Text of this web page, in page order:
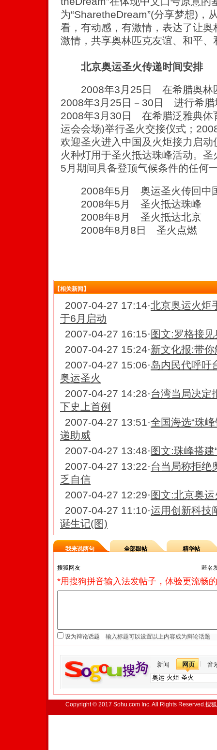
为“SharetheDream”(分享梦想)，
看，有动感，有激情，表达了让
激情，共享奥林匹克友谊、和平
北京奥运圣火传递时间安排
2008年3月25日 在希腊奥林
2008年3月25日－30日 进行希腊
2008年3月30日 在希腊泛雅典体
运会会场)举行圣火交接仪式；
欢迎圣火进入中国及火炬接力启
火种灯用于圣火抵达珠峰活动。
5月期间具备登顶气候条件的任何
2008年5月 奥运圣火传回中
2008年5月 圣火抵达珠峰
2008年8月 圣火抵达北京
2008年8月8日 圣火点燃
【相关新闻】
2007-04-27 17:14·北京奥运火炬
于6月启动
2007-04-27 16:15· 图文:罗格接
2007-04-27 15:24·新文化报:带
2007-04-27 15:06·岛内民代呼吁
奥运圣火
2007-04-27 14:28·台湾当局决定
下史上首例
2007-04-27 13:51·全国海选“珠
递助威
2007-04-27 13:48· 图文:珠峰搭
2007-04-27 13:22·台当局称拒绝
乏自信
2007-04-27 12:29· 图文:北京奥
2007-04-27 11:10·运用创新科技
诞生记(图)
我来说两句 全部跟帖 精华帖
匿名
*用搜狗拼音输入法发帖子，体验更流畅
设为辩论话题
新闻 网页 音
Copyright © 2017 Sohu.com Inc. All Rights Reserved.搜